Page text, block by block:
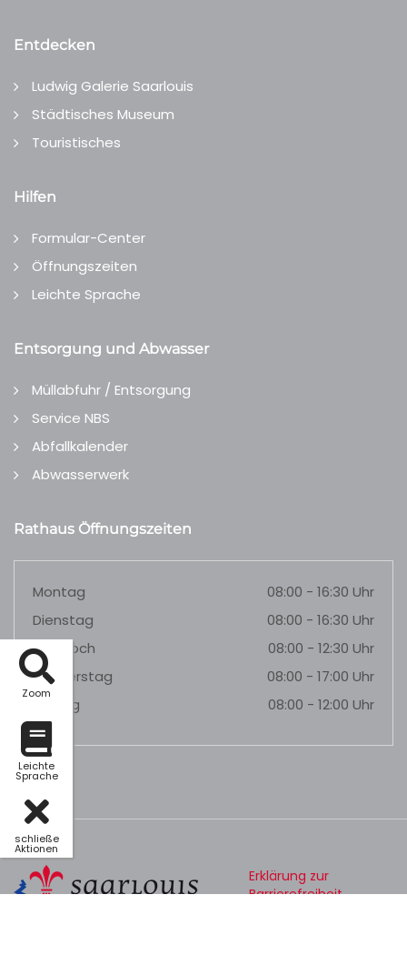
Zoom
Leichte
Sprache
schließe
Aktionen
Entdecken
Ludwig Galerie Saarlouis
Städtisches Museum
Touristisches
Hilfen
Formular-Center
Öffnungszeiten
Leichte Sprache
Entsorgung und Abwasser
Müllabfuhr / Entsorgung
Service NBS
Abfallkalender
Abwasserwerk
Rathaus Öffnungszeiten
Montag
08:00 - 16:30 Uhr
Dienstag
08:00 - 16:30 Uhr
Mittwoch
08:00 - 12:30 Uhr
Donnerstag
08:00 - 17:00 Uhr
Freitag
08:00 - 12:00 Uhr
Erklärung zur
Barrierefreiheit